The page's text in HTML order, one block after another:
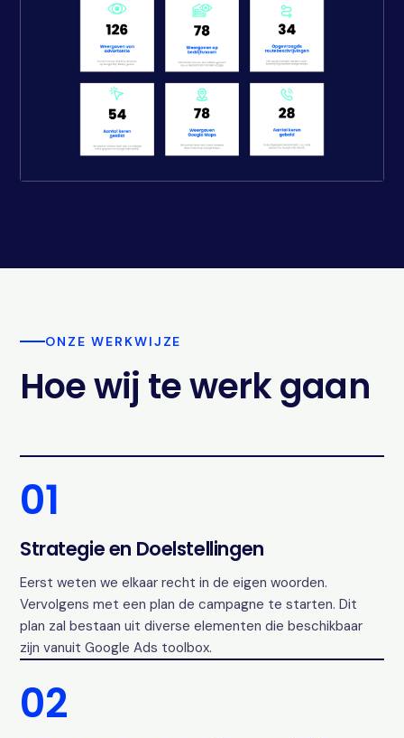
ONZE WERKWIJZE
Hoe wij te werk gaan
01
Strategie en Doelstellingen
Eerst weten we elkaar recht in de eigen woorden.
Vervolgens met een plan de campagne te starten. Dit
plan zal bestaan uit diverse elementen die beschikbaar
zijn vanuit Google Ads toolbox.
02